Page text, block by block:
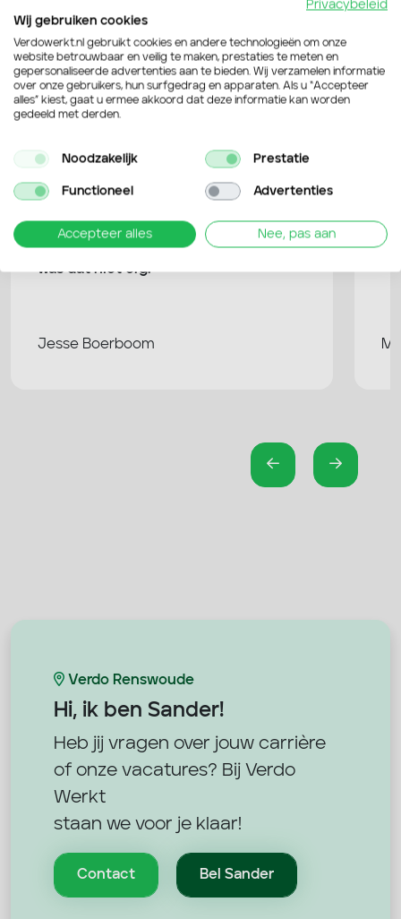
4,6 / 5van de 109 Google reviews
Bekijk Google reviews
Verdo is heel erg flexibel en dat werkt
erg prettig. Ik heb nooit gezeur gehad
en als ik een keer een dagje niet kon,
was dat niet erg.
Jesse Boerboom
Verdo Renswoude
Hi, ik ben Sander!
Heb jij vragen over jouw carrière
of onze vacatures? Bij Verdo
Werkt
staan we voor je klaar!
Contact Bel Sander
Privacybeleid
Wij gebruiken cookies
Verdowerkt.nl gebruikt cookies en andere technologieën om onze
website betrouwbaar en veilig te maken, prestaties te meten en
gepersonaliseerde advertenties aan te bieden. Wij verzamelen informatie
over onze gebruikers, hun surfgedrag en apparaten. Als u “Accepteer
alles” kiest, gaat u ermee akkoord dat deze informatie kan worden
gedeeld met derden.
Noodzakelijk Prestatie
Functioneel Advertenties
Accepteer alles Nee, pas aan